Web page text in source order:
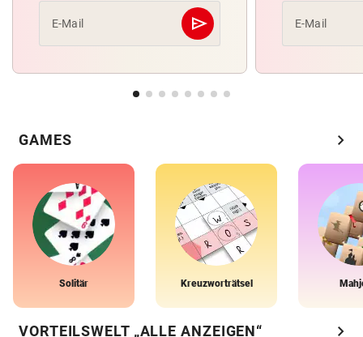
E-Mail send
Abschicken E-Mail
GAMES chevron_right
Solitär Kreuzworträtsel
VORTEILSWELT „ALLE ANZEIGEN“ chevron_right